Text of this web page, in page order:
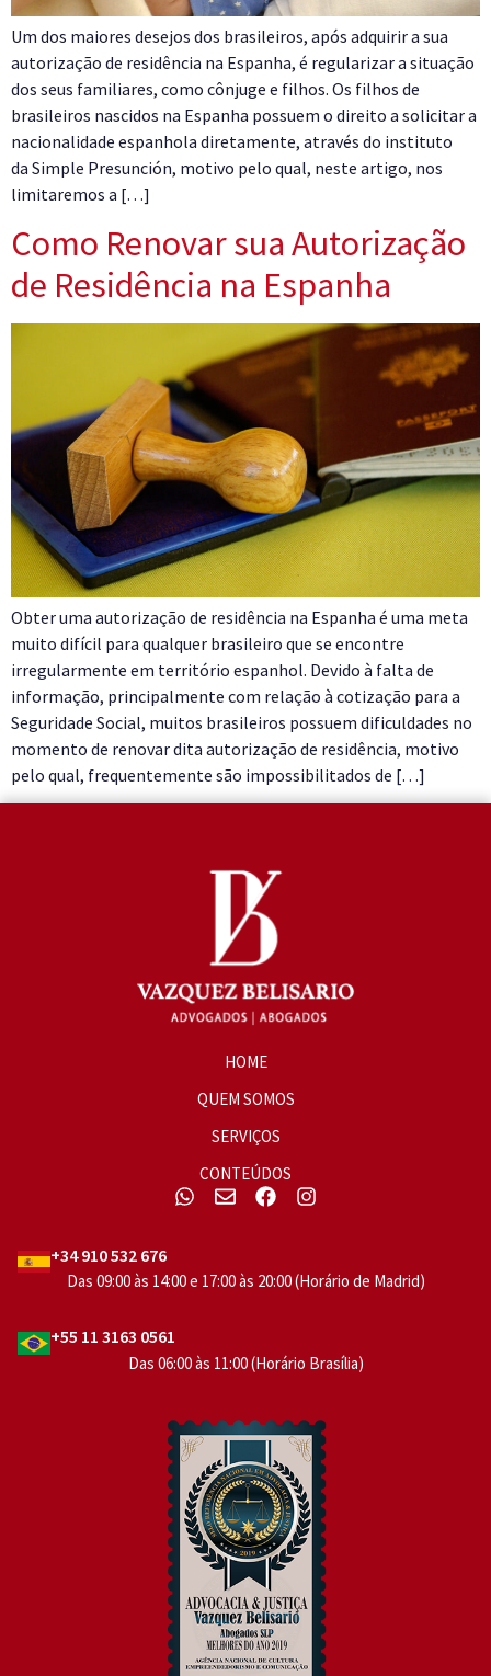
Um dos maiores desejos dos brasileiros, após adquirir a sua
autorização de residência na Espanha, é regularizar a situação
dos seus familiares, como cônjuge e filhos. Os filhos de
brasileiros nascidos na Espanha possuem o direito a solicitar a
nacionalidade espanhola diretamente, através do instituto
da Simple Presunción, motivo pelo qual, neste artigo, nos
limitaremos a […]
Como Renovar sua Autorização
de Residência na Espanha
Obter uma autorização de residência na Espanha é uma meta
muito difícil para qualquer brasileiro que se encontre
irregularmente em território espanhol. Devido à falta de
informação, principalmente com relação à cotização para a
Seguridade Social, muitos brasileiros possuem dificuldades no
momento de renovar dita autorização de residência, motivo
pelo qual, frequentemente são impossibilitados de […]
HOME
QUEM SOMOS
SERVIÇOS
CONTEÚDOS
+34 910 532 676
Das 09:00 às 14:00 e 17:00 às 20:00 (Horário de Madrid)
+55 11 3163 0561
Das 06:00 às 11:00 (Horário Brasília)